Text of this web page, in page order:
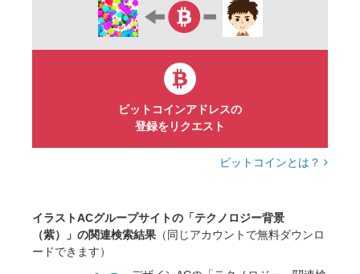
ビットコインアドレスの
登録をリクエスト
ビットコインとは？
イラストACグループサイトの「テクノロジー背景
（紫）」の関連検索結果 （同じアカウントで無料ダウンロ
ードできます）